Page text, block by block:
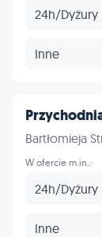
24h/Dyżury
Inne
Bartłomieja
W ofercie m.in.:
24h/Dyżury
Inne